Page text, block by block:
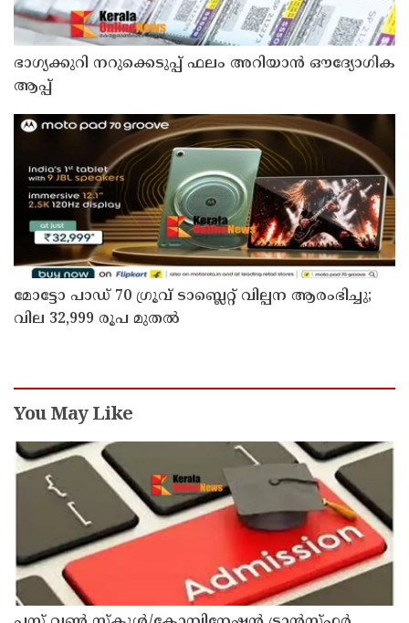
ഭാഗ്യക്കുറി നറുക്കെടുപ്പ് ഫലം അറിയാൻ ഔദ്യോഗിക
ആപ്പ്
മോട്ടോ പാഡ് 70 ഗ്രൂവ് ടാബ്ലെറ്റ് വില്പന ആരംഭിച്ചു;
വില 32,999 രൂപ മുതൽ
You May Like